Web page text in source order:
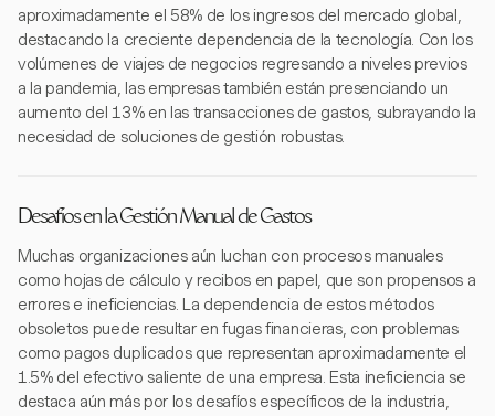
aproximadamente el 58% de los ingresos del mercado global,
destacando la creciente dependencia de la tecnología. Con los
volúmenes de viajes de negocios regresando a niveles previos
a la pandemia, las empresas también están presenciando un
aumento del 13% en las transacciones de gastos, subrayando la
necesidad de soluciones de gestión robustas.
Desafíos en la Gestión Manual de Gastos
Muchas organizaciones aún luchan con procesos manuales
como hojas de cálculo y recibos en papel, que son propensos a
errores e ineficiencias. La dependencia de estos métodos
obsoletos puede resultar en fugas financieras, con problemas
como pagos duplicados que representan aproximadamente el
1.5% del efectivo saliente de una empresa. Esta ineficiencia se
destaca aún más por los desafíos específicos de la industria,